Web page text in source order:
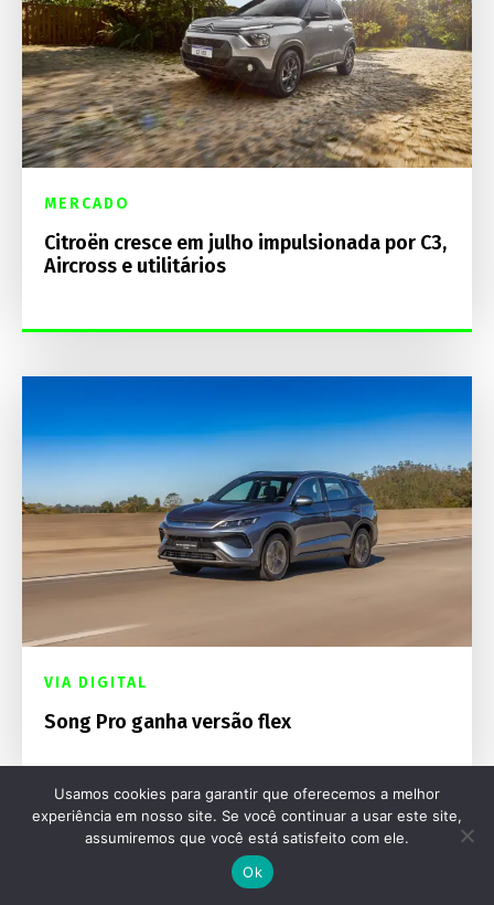
MERCADO
Citroën cresce em julho impulsionada por C3,
Aircross e utilitários
VIA DIGITAL
Song Pro ganha versão flex
Usamos cookies para garantir que oferecemos a melhor
experiência em nosso site. Se você continuar a usar este site,
assumiremos que você está satisfeito com ele.
Ok